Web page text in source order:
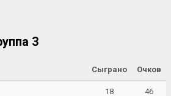
3
Сыграно Очков
18 46